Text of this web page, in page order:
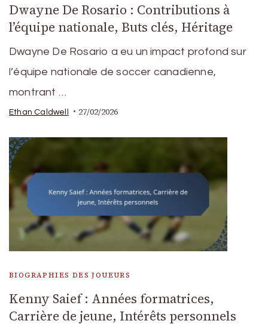
Dwayne De Rosario : Contributions à
l’équipe nationale, Buts clés, Héritage
Dwayne De Rosario a eu un impact profond sur
l’équipe nationale de soccer canadienne,
montrant …
Ethan Caldwell 27/02/2026
BIOGRAPHIES DES JOUEURS
Kenny Saief : Années formatrices,
Carrière de jeune, Intérêts personnels